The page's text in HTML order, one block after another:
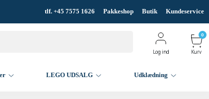
tlf. +45 7575 1626 Pakkeshop Butik Kundeservice
Log ind
0
Kurv
LEGO UDSALG Udklædning